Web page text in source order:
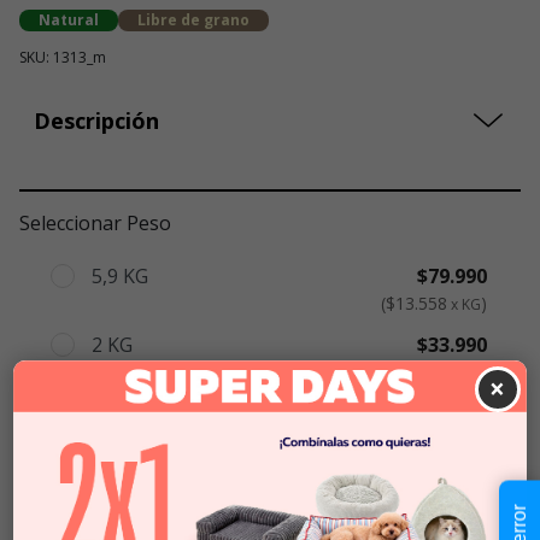
Natural
Libre de grano
SKU: 1313_m
Descripción
Seleccionar Peso
5,9 KG
$13.558 x KG
$79.990
2 KG
$16.995 x KG
$33.990
10,2 KG
$10.608
$121.990
Cantidad:
$33.990- $121.990
×